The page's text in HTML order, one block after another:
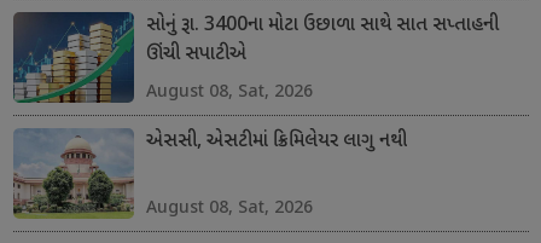
સોનું રૂા. 3400ના મોટા ઉછાળા સાથે સાત સપ્તાહની
ઊંચી સપાટીએ
August 08, Sat, 2026
એસસી, એસટીમાં ક્રિમિલેયર લાગુ નથી
August 08, Sat, 2026